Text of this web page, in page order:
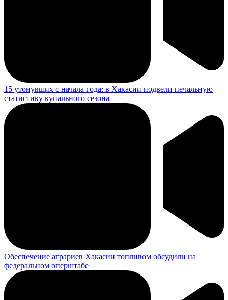
15 утонувших с начала года: в Хакасии подвели печальную
статистику купального сезона
Обеспечение аграриев Хакасии топливом обсудили на
федеральном оперштабе